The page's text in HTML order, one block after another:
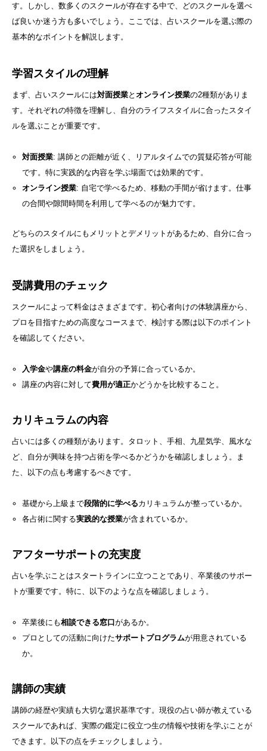
す。しかし、数多くのスクールが存在する中で、どのスクールを選べ
ば良いか迷う方も多いでしょう。ここでは、占いスクールを選ぶ際の
基本的なポイントを解説します。
学習スタイルの理解
まず、占いスクールには対面授業と オンライン授業の2種類がありま
す。それぞれの特徴を理解し、自分のライフスタイルに合ったスタイ
ルを選ぶことが重要です。
対面授業: 講師との距離が近く、リアルタイムでの質疑応答が可能
です。特に実践的な内容を学ぶ場面では効果的です。
オンライン授業: 自宅で学べるため、移動の手間が省けます。仕事
の合間や隙間時間を利用して学べるのが魅力です。
どちらのスタイルにもメリットとデメリットがあるため、自分に合っ
た選択をしましょう。
受講費用のチェック
スクールによって料金はさまざまです。初心者向けの体験講座から、
プロを目指すための高度なコースまで、検討する際は以下のポイント
を確認してください。
入学金や講座の料金が自分の予算に合っているか。
講座の内容に対して費用が適正かどうかを比較すること。
カリキュラムの内容
占いには多くの種類があります。タロット、手相、九星気学、風水な
ど、自分が興味を持つ占術を学べるかどうかを確認しましょう。ま
た、以下の点も考慮するべきです。
基礎から上級まで段階的に学べるカリキュラムが整っているか。
各占術に関する実践的な授業が含まれているか。
アフターサポートの充実度
占いを学ぶことはスタートラインに立つことであり、卒業後のサポー
トが重要です。特に、以下のような点を確認しましょう。
卒業後にも相談できる窓口があるか。
プロとしての活動に向けたサポートプログラムが用意されている
か。
講師の実績
講師の経歴や実績も大切な選択基準です。現役の占い師が教えている
スクールであれば、実際の鑑定に役立つ生の情報や技術を学ぶことが
できます。以下の点をチェックしましょう。